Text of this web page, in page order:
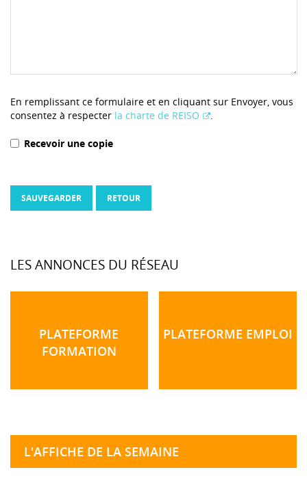
En remplissant ce formulaire et en cliquant sur Envoyer, vous
consentez à respecter la charte de REISO .
Recevoir une copie
SAUVEGARDER RETOUR
LES ANNONCES DU RÉSEAU
PLATEFORME
FORMATION
PLATEFORME EMPLOI
L'AFFICHE DE LA SEMAINE